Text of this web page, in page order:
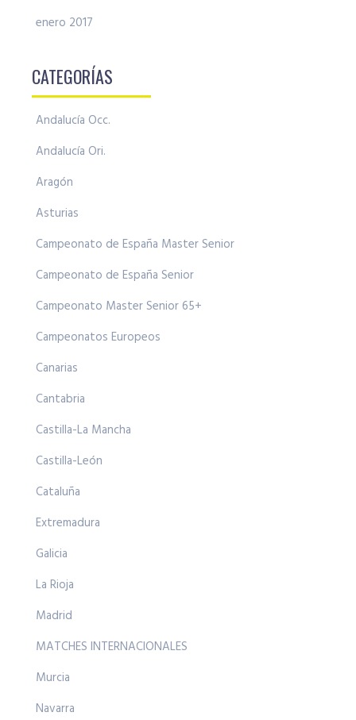
enero 2017
CATEGORÍAS
Andalucía Occ.
Andalucía Ori.
Aragón
Asturias
Campeonato de España Master Senior
Campeonato de España Senior
Campeonato Master Senior 65+
Campeonatos Europeos
Canarias
Cantabria
Castilla-La Mancha
Castilla-León
Cataluña
Extremadura
Galicia
La Rioja
Madrid
MATCHES INTERNACIONALES
Murcia
Navarra